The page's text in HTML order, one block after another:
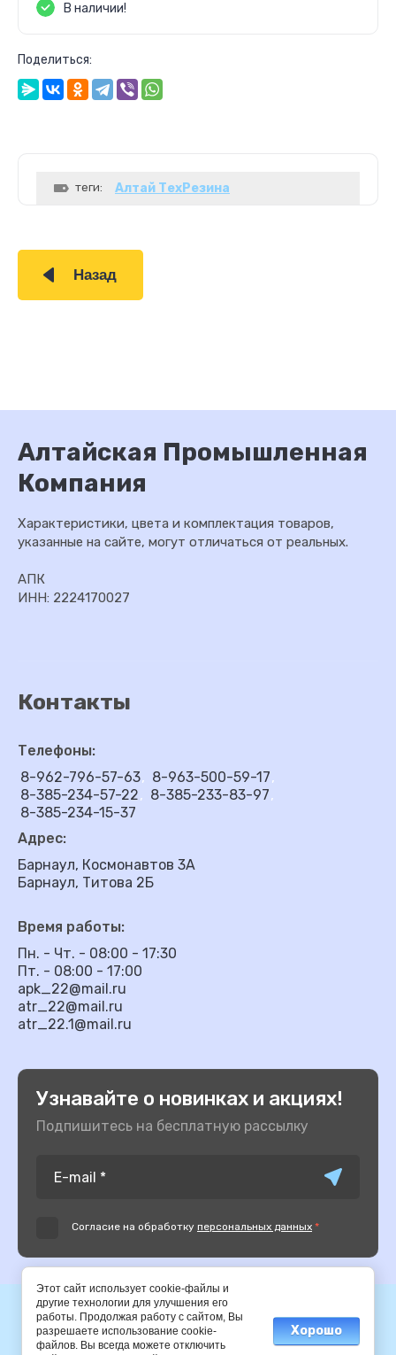
В наличии!
Поделиться:
теги: Алтай ТехРезина
Назад
Алтайская Промышленная
Компания
Характеристики, цвета и комплектация товаров,
указанные на сайте, могут отличаться от реальных.
АПК
ИНН: 2224170027
Контакты
Телефоны:
8-962-796-57-63
8-963-500-59-17
8-385-234-57-22
8-385-233-83-97
8-385-234-15-37
Адрес:
Барнаул, Космонавтов 3А
Барнаул, Титова 2Б
Время работы:
Пн. - Чт. - 08:00 - 17:30
Пт. - 08:00 - 17:00
apk_22@mail.ru
atr_22@mail.ru
atr_22.1@mail.ru
Узнавайте о новинках и акциях!
Подпишитесь на бесплатную рассылку
Согласие на обработку персональных данных *
© 2014-2025 АПК
Этот сайт использует cookie-файлы и
другие технологии для улучшения его
работы. Продолжая работу с сайтом, Вы
разрешаете использование cookie-
файлов. Вы всегда можете отключить
Хорошо